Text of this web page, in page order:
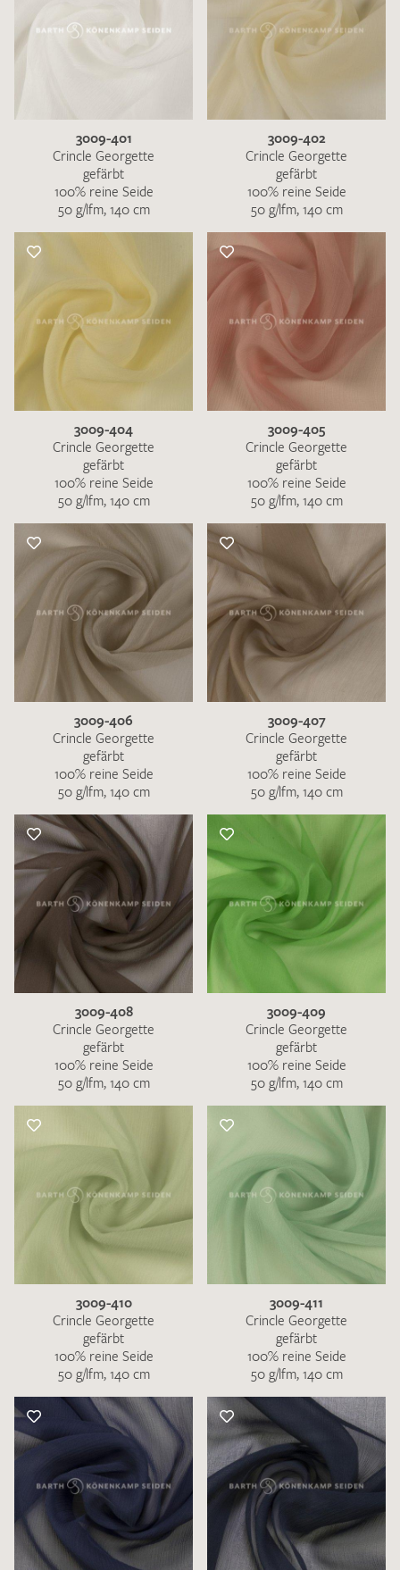
3009-401
Crincle Georgette
gefärbt
100% reine Seide
50 g/lfm, 140 cm
3009-402
Crincle Georgette
gefärbt
100% reine Seide
50 g/lfm, 140 cm
3009-404
Crincle Georgette
gefärbt
100% reine Seide
50 g/lfm, 140 cm
3009-405
Crincle Georgette
gefärbt
100% reine Seide
50 g/lfm, 140 cm
3009-406
Crincle Georgette
gefärbt
100% reine Seide
50 g/lfm, 140 cm
3009-407
Crincle Georgette
gefärbt
100% reine Seide
50 g/lfm, 140 cm
3009-408
Crincle Georgette
gefärbt
100% reine Seide
50 g/lfm, 140 cm
3009-409
Crincle Georgette
gefärbt
100% reine Seide
50 g/lfm, 140 cm
3009-410
Crincle Georgette
gefärbt
100% reine Seide
50 g/lfm, 140 cm
3009-411
Crincle Georgette
gefärbt
100% reine Seide
50 g/lfm, 140 cm